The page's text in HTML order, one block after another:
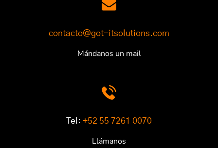
contacto@got-itsolutions.com
Mándanos un mail
Tel: +52 55 7261 0070
Llámanos